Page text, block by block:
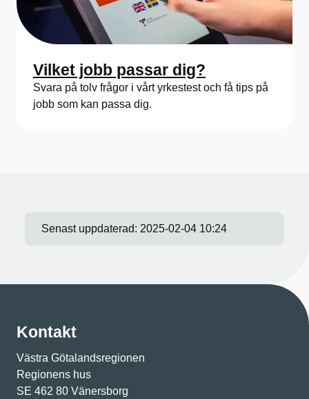
Vilket jobb passar dig?
Svara på tolv frågor i vårt yrkestest och få tips på
jobb som kan passa dig.
Senast uppdaterad: 2025-02-04 10:24
Kontakt
Västra Götalandsregionen
Regionens hus
SE 462 80 Vänersborg